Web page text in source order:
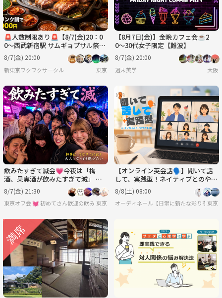
🚨人数制限あり🚨【8/7(金)20：0
0〜西武新宿駅 サムギョプサル祭り
🥓】90分食べ放題🍖1人参加🙆‍♀️
8/7(金) 20:00
新東京ワクワクサークル 東京
【8月7日(金)】金晩カフェ会☕️2
0〜30代女子限定【難波】
8/7(金) 20:00
週末美学 大阪
飲みたすぎて滅会💗今夜は「梅
酒、果実酒が飲みたすぎて滅」 🍺
男女年齢地位関係なくフラットに
💞
8/7(金) 21:30
東京オフ会 💓 初めてさん歓迎の飲み会です 💓 男女関係なく純粋に友達作りをしよう
東京
【オンライン英会話🗣️】聞いて話
して、実践型！ネイティブとのやり
とりで学ぶ英会話🌿
8/8(土) 08:00
オーディネール【日常に新たな彩りを/20
東京